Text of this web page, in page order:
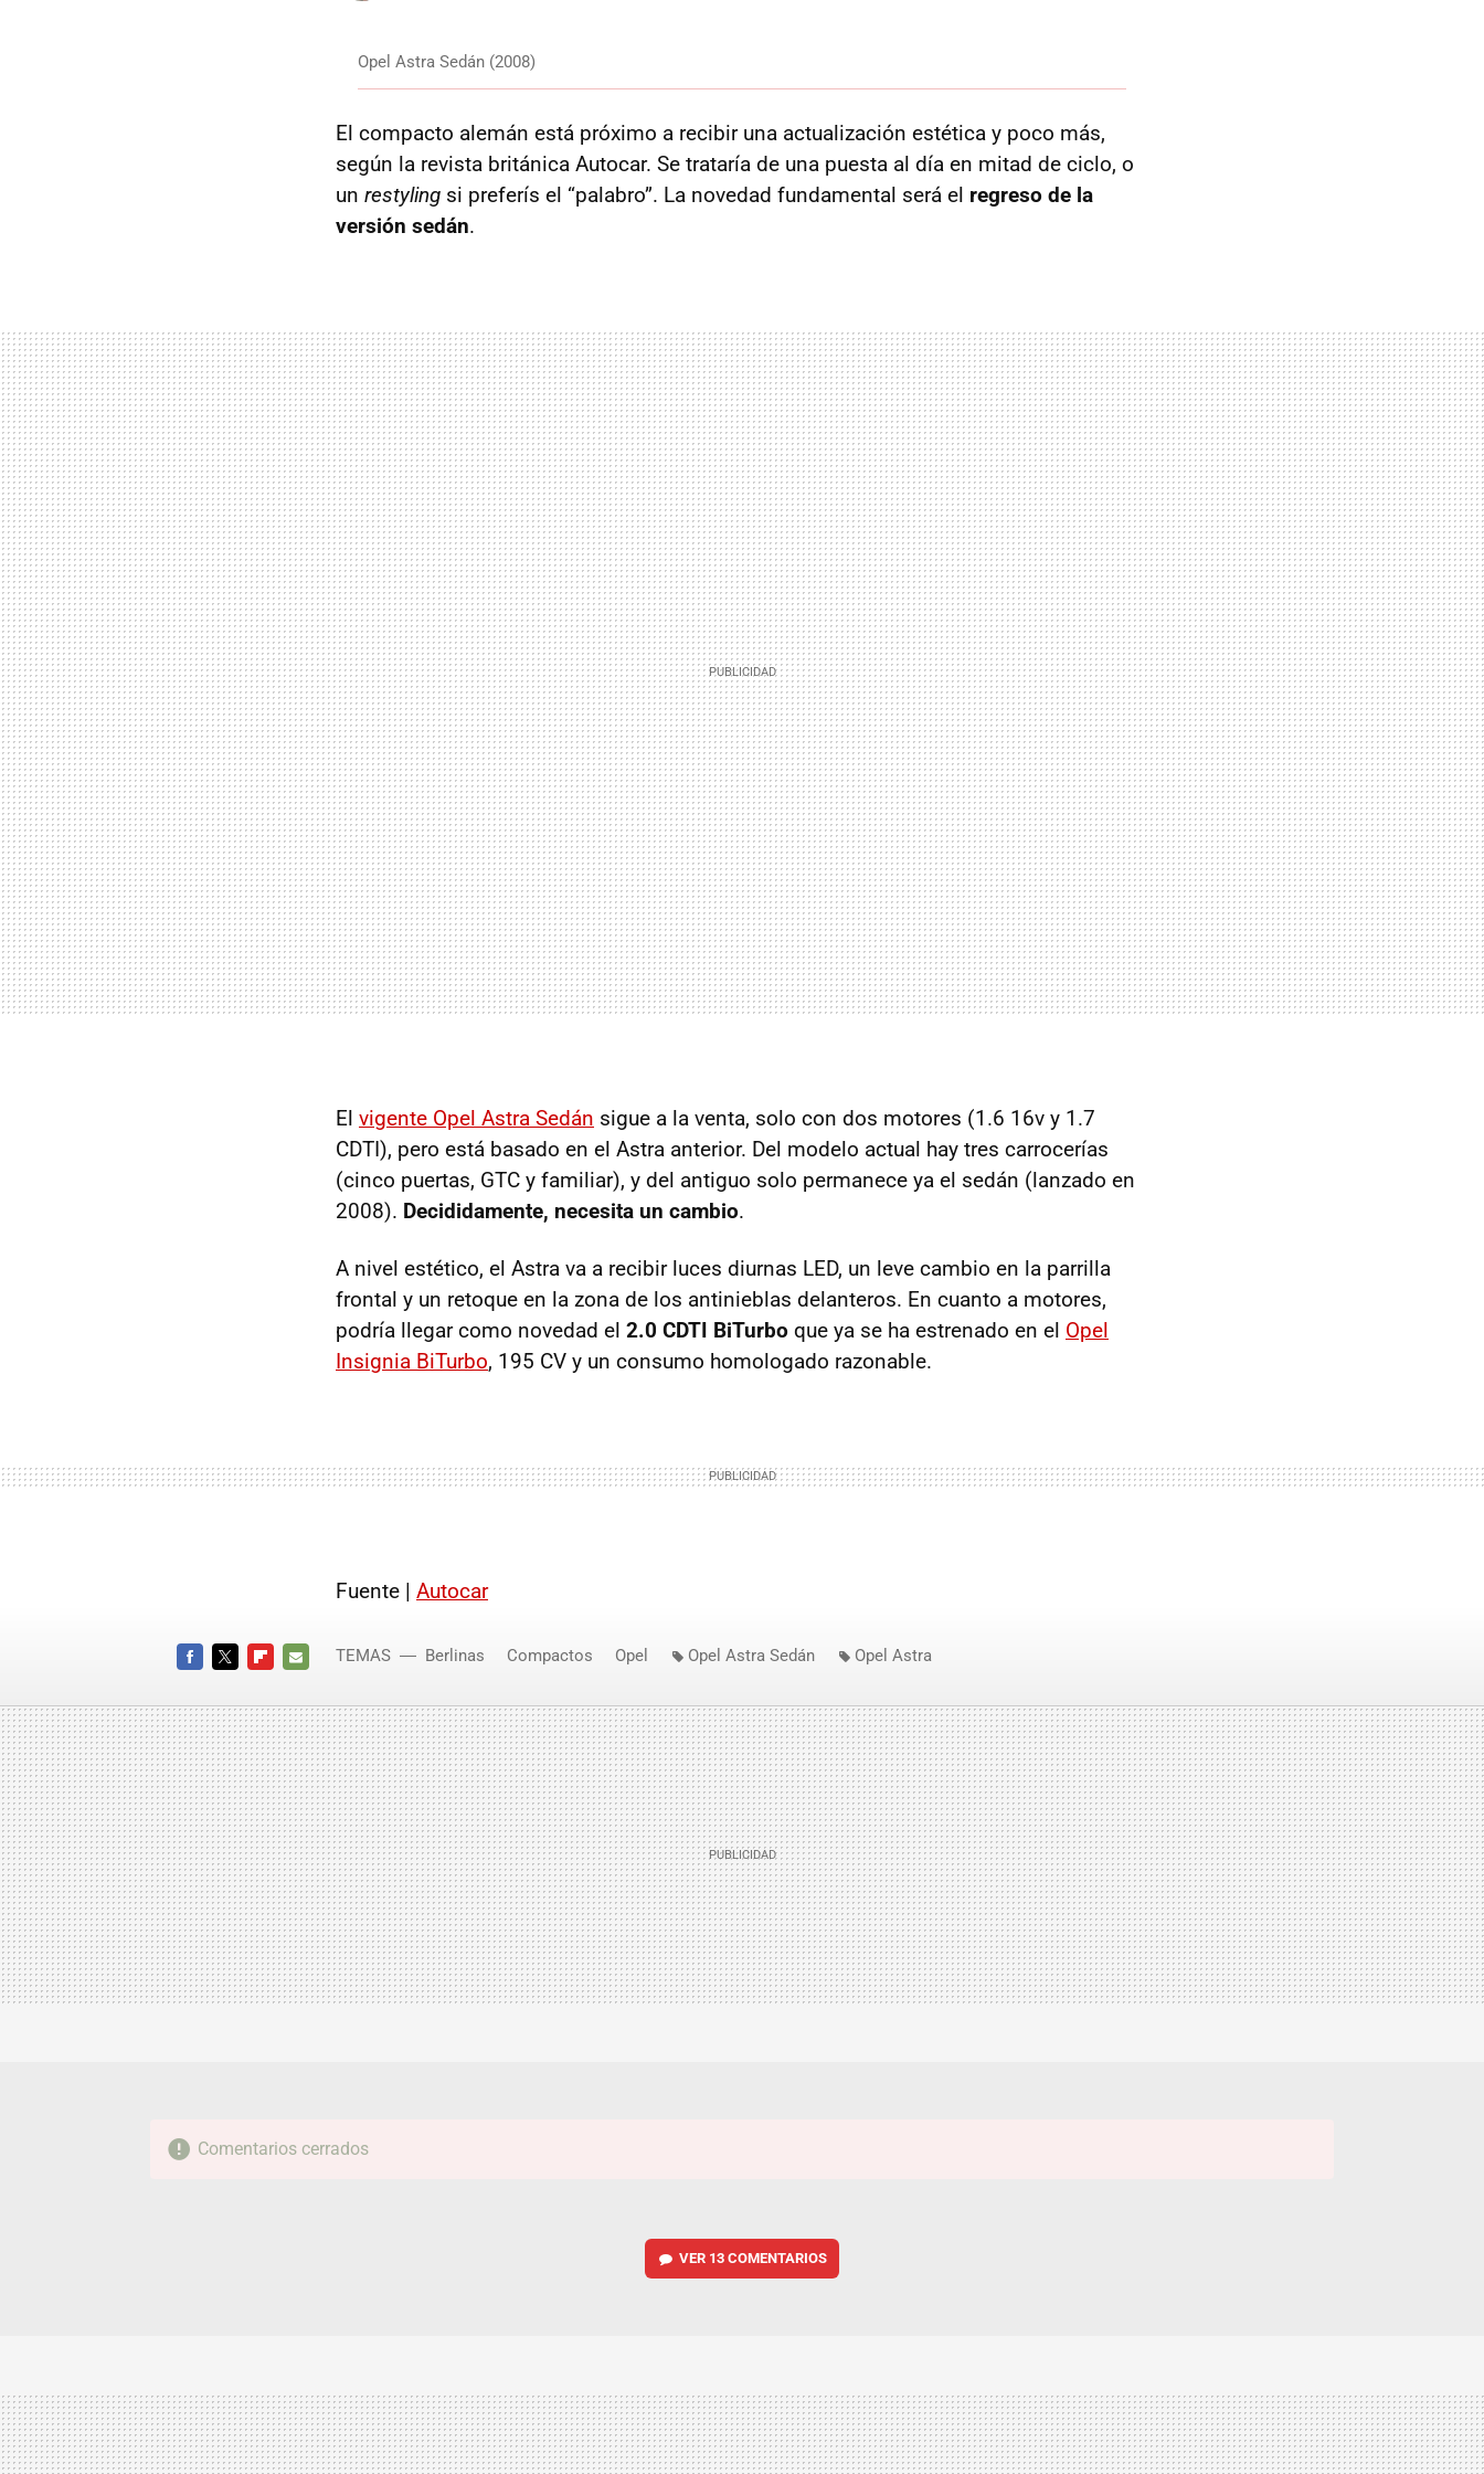
Opel Astra Sedán (2008)
El compacto alemán está próximo a recibir una actualización estética y poco más,
según la revista británica Autocar. Se trataría de una puesta al día en mitad de ciclo, o
un restyling si preferís el “palabro”. La novedad fundamental será el regreso de la
versión sedán.
El vigente Opel Astra Sedán sigue a la venta, solo con dos motores (1.6 16v y 1.7
CDTI), pero está basado en el Astra anterior. Del modelo actual hay tres carrocerías
(cinco puertas, GTC y familiar), y del antiguo solo permanece ya el sedán (lanzado en
2008). Decididamente, necesita un cambio.
A nivel estético, el Astra va a recibir luces diurnas LED, un leve cambio en la parrilla
frontal y un retoque en la zona de los antinieblas delanteros. En cuanto a motores,
podría llegar como novedad el 2.0 CDTI BiTurbo que ya se ha estrenado en el Opel
Insignia BiTurbo, 195 CV y un consumo homologado razonable.
Fuente | Autocar
MAIL
TEMAS Berlinas Compactos Opel Opel Astra Sedán Opel Astra
Comentarios cerrados
VER 13 COMENTARIOS